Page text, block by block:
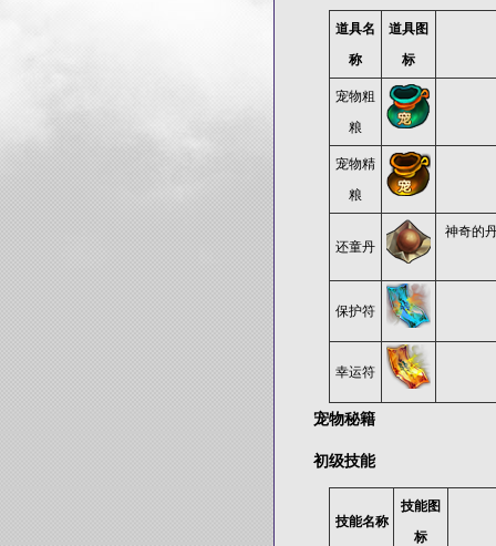
道具名
称
道具图
标
宠物粗
粮
宠物精
粮
还童丹
神奇的
保护符
幸运符
宠物秘籍
初级技能
技能名称
技能图
标